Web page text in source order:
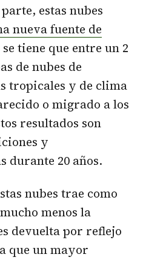
estas nubes
nueva fuente de
tiene que entre un 2
de nubes de
tropicales y de clima
o migrado a los
resultados son
y
durante 20 años.
nubes trae como
menos la
devuelta por reflejo
que un mayor